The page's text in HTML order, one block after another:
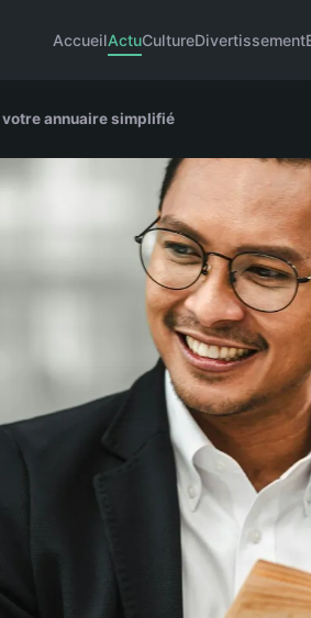
AccueilActuCultureDivertissement
votre annuaire simplifié